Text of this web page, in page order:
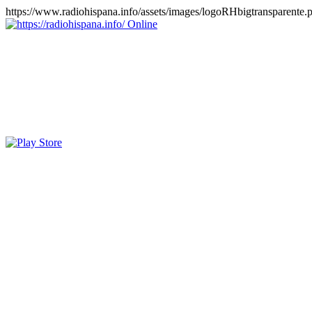
https://www.radiohispana.info/assets/images/
Online